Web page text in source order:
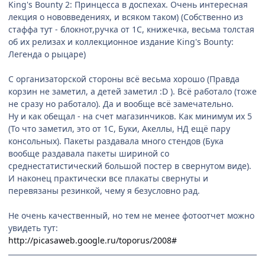
King's Bounty 2: Принцесса в доспехах. Очень интересная
лекция о нововведениях, и всяком таком) (Собственно из
стаффа тут - блокнот,ручка от 1С, книжечка, весьма толстая
об их релизах и коллекционное издание King's Bounty:
Легенда о рыцаре)
С организаторской стороны всё весьма хорошо (Правда
корзин не заметил, а детей заметил :D ). Всё работало (тоже
не сразу но работало). Да и вообще всё замечательно.
Ну и как обещал - на счет магазинчиков. Как минимум их 5
(То что заметил, это от 1С, Буки, Акеллы, НД ещё пару
консольных). Пакеты раздавала много стендов (Бука
вообще раздавала пакеты шириной со
среднестатистический большой постер в свернутом виде).
И наконец практически все плакаты свернуты и
перевязаны резинкой, чему я безусловно рад.
Не очень качественный, но тем не менее фотоотчет можно
увидеть тут:
http://picasaweb.google.ru/toporus/2008#